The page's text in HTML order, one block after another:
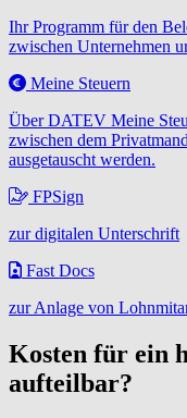
Ihr Programm für den
zwischen Unternehmen
Meine Steuern
Über DATEV Meine
zwischen dem
ausgetauscht werden.
FPSign
zur digitalen Unterschrift
Fast Docs
zur Anlage von
Kosten für ein
aufteilbar?